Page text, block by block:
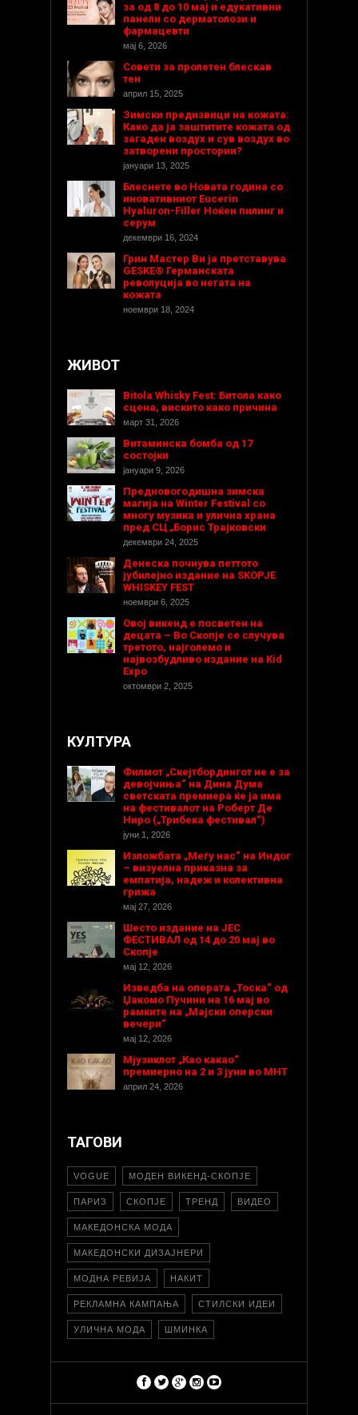
за од 8 до 10 мај и едукативни
панели со дерматолози и
фармацевти
мај 6, 2026
Совети за пролетен блескав
тен
април 15, 2025
Зимски предизвици на кожата:
Како да ја заштитите кожата од
загаден воздух и сув воздух во
затворени простории?
јануари 13, 2025
Блеснете во Новата година со
иновативниот Eucerin
Hyaluron-Filler Ноќен пилинг и
серум
декември 16, 2024
Грин Мастер Ви ја претставува
GESKE® Германската
револуција во негата на
кожата
ноември 18, 2024
ЖИВОТ
Bitola Whisky Fest: Битола како
сцена, вискито како причина
март 31, 2026
Витаминска бомба од 17
состојки
јануари 9, 2026
Предновогодишнa зимска
магија на Winter Festival со
многу музика и улична храна
пред СЦ „Борис Трајковски
декември 24, 2025
Денеска почнува петтото
јубилејно издание на SKOPJE
WHISKEY FEST
ноември 6, 2025
Овој викенд е посветен на
децата – Во Скопје се случува
третото, најголемо и
највозбудливо издание на Kid
Expo
октомври 2, 2025
КУЛТУРА
Филмот „Скејтбордингот не е за
девојчиња“ на Дина Дума
светската премиера ќе ја има
на фестивалот на Роберт Де
Ниро („Трибека фестивал“)
јуни 1, 2026
Изложбата „Меѓу нас“ на Индог
– визуелна приказна за
емпатија, надеж и колективна
грижа
мај 27, 2026
Шесто издание на ЈЕС
ФЕСТИВАЛ од 14 до 20 мај во
Скопје
мај 12, 2026
Изведба на операта „Тоска“ од
Џакомо Пучини на 16 мај во
рамките на „Мајски оперски
вечери“
мај 12, 2026
Мјузиклот „Као какао“
премиерно на 2 и 3 јуни во МНТ
април 24, 2026
ТАГОВИ
VOGUE МОДЕН ВИКЕНД-СКОПЈЕ
ПАРИЗ СКОПЈЕ ТРЕНД ВИДЕО
МАКЕДОНСКА МОДА
МАКЕДОНСКИ ДИЗАЈНЕРИ
МОДНА РЕВИЈА НАКИТ
РЕКЛАМНА КАМПАЊА СТИЛСКИ ИДЕИ
УЛИЧНА МОДА ШМИНКА